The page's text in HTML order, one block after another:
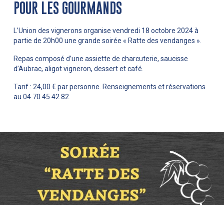
POUR LES GOURMANDS
L’Union des vignerons organise vendredi 18 octobre 2024 à
partie de 20h00 une grande soirée « Ratte des vendanges ».
Repas composé d’une assiette de charcuterie, saucisse
d’Aubrac, aligot vigneron, dessert et café.
Tarif : 24,00 € par personne. Renseignements et réservations
au 04 70 45 42 82.